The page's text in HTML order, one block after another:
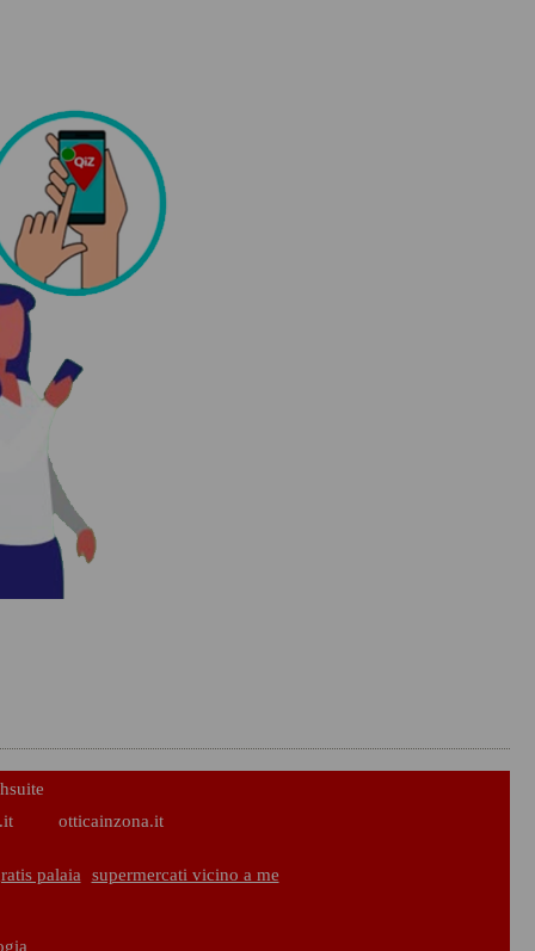
otticainzona.it
palaia supermercati vicino a me